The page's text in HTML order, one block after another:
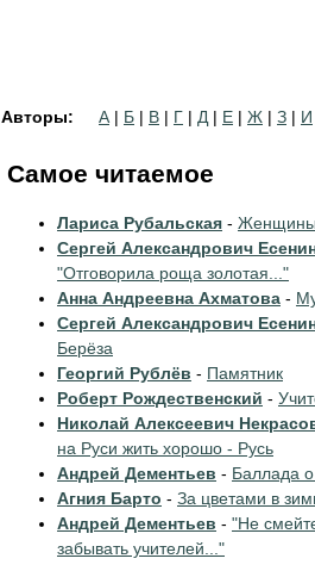
Авторы: А | Б | В | Г | Д | Е | Ж | З | И
Самое читаемое
Лариса Рубальская - Женщины
Сергей Александрович
"Отговорила роща золотая..."
Анна Андреевна Ахматова -
Сергей Александрович
Берёза
Георгий Рублёв - Памятник
Роберт Рождественский -
Николай Алексеевич
на Руси жить хорошо - Русь
Андрей Дементьев - Баллада
Агния Барто - За цветами в
Андрей Дементьев - "Не
забывать учителей..."